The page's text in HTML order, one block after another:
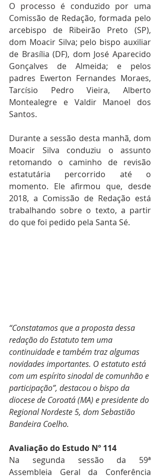
O processo é conduzido por uma
Comissão de Redação, formada pelo
arcebispo de Ribeirão Preto (SP),
dom Moacir Silva; pelo bispo auxiliar
de Brasília (DF), dom José Aparecido
Gonçalves de Almeida; e pelos
padres Ewerton Fernandes Moraes,
Tarcísio Pedro Vieira, Alberto
Montealegre e Valdir Manoel dos
Santos.
Durante a sessão desta manhã, dom
Moacir Silva conduziu o assunto
retomando o caminho de revisão
estatutária percorrido até o
momento. Ele afirmou que, desde
2018, a Comissão de Redação está
trabalhando sobre o texto, a partir
do que foi pedido pela Santa Sé.
“Constatamos que a proposta dessa
redação do Estatuto tem uma
continuidade e também traz algumas
novidades importantes. O estatuto está
com um espírito sinodal de comunhão e
participação”, destacou o bispo da
diocese de Coroatá (MA) e presidente do
Regional Nordeste 5, dom Sebastião
Bandeira Coelho.
Avaliação do Estudo Nº 114
Na segunda sessão da 59ª
Assembleia Geral da Conferência